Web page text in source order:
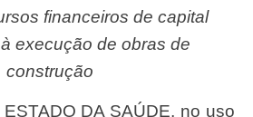
financeiros de capital
execução de obras de
construção